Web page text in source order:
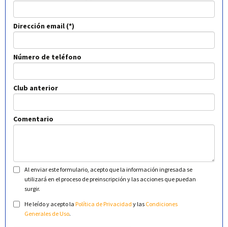
Dirección email
Número de teléfono
Club anterior
Comentario
Al enviar este formulario, acepto que la información ingresada se
utilizará en el proceso de preinscripción y las acciones que puedan
surgir.
He leído y acepto la Política de Privacidad y las Condiciones
Generales de Uso.